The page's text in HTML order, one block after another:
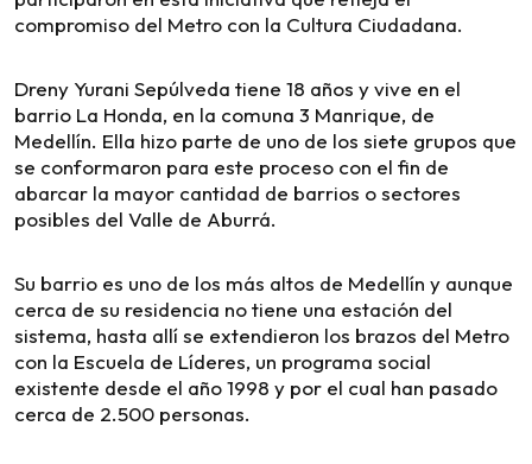
compromiso del Metro con la Cultura Ciudadana.
Dreny Yurani Sepúlveda tiene 18 años y vive en el
barrio La Honda, en la comuna 3 Manrique, de
Medellín. Ella hizo parte de uno de los siete grupos que
se conformaron para este proceso con el fin de
abarcar la mayor cantidad de barrios o sectores
posibles del Valle de Aburrá.
Su barrio es uno de los más altos de Medellín y aunque
cerca de su residencia no tiene una estación del
sistema, hasta allí se extendieron los brazos del Metro
con la Escuela de Líderes, un programa social
existente desde el año 1998 y por el cual han pasado
cerca de 2.500 personas.